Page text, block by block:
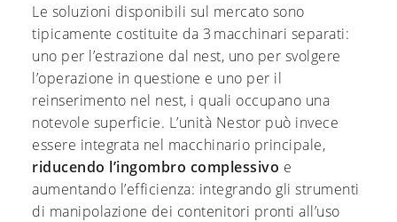
Le soluzioni disponibili sul mercato sono
tipicamente costituite da 3 macchinari separati:
uno per l’estrazione dal nest, uno per svolgere
l’operazione in questione e uno per il
reinserimento nel nest, i quali occupano una
notevole superficie. L’unità Nestor può invece
essere integrata nel macchinario principale,
riducendo l’ingombro complessivo e
aumentando l’efficienza: integrando gli strumenti
di manipolazione dei contenitori pronti all’uso